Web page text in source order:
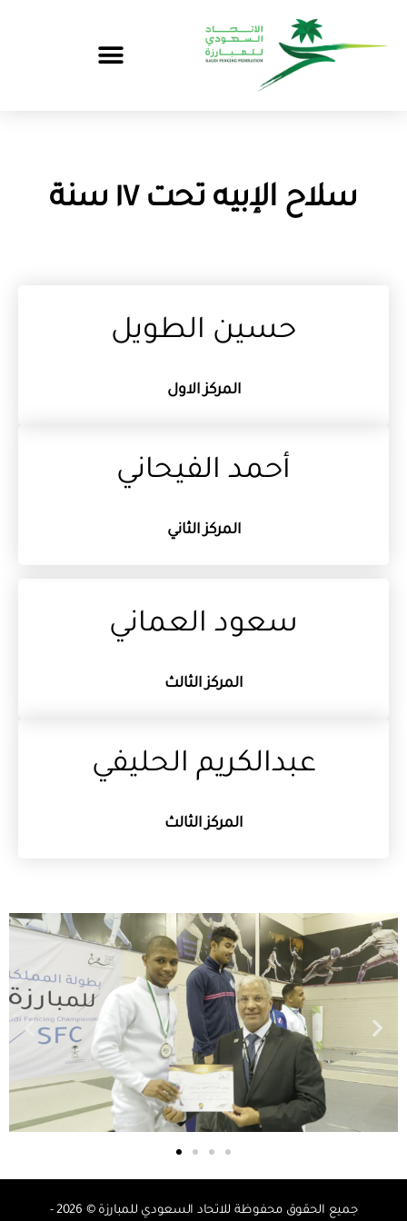
سلاح الإبيه تحت ١٧ سنة
حسين الطويل
المركز الاول
أحمد الفيحاني
المركز الثاني
سعود العماني
المركز الثالث
عبدالكريم الحليفي
المركز الثالث
جميع الحقوق محفوظة للاتحاد السعودي للمبارزة © 2026 -